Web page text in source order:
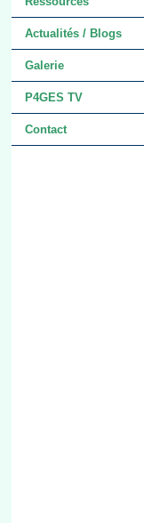
Actualités / Blogs
Galerie
P4GES TV
Contact